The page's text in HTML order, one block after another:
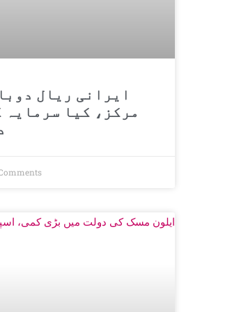
ایرانی ریال
مرکز، کیا سرمایہ